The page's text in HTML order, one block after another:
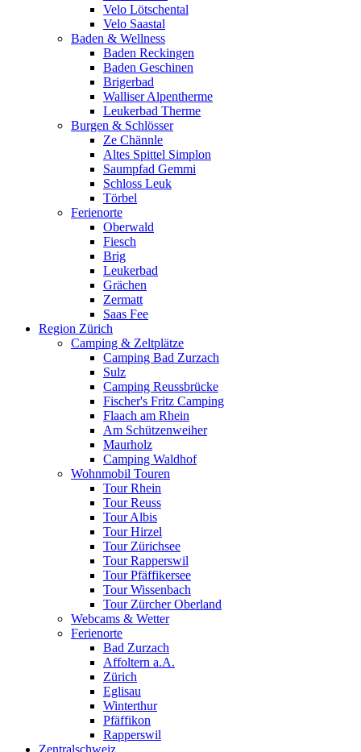
Velo Lötschental
Velo Saastal
Baden & Wellness
Baden Reckingen
Baden Geschinen
Brigerbad
Walliser Alpentherme
Leukerbad Therme
Burgen & Schlösser
Ze Chännle
Altes Spittel Simplon
Saumpfad Gemmi
Schloss Leuk
Törbel
Ferienorte
Oberwald
Fiesch
Brig
Leukerbad
Grächen
Zermatt
Saas Fee
Region Zürich
Camping & Zeltplätze
Camping Bad Zurzach
Sulz
Camping Reussbrücke
Fischer's Fritz Camping
Flaach am Rhein
Am Schützenweiher
Maurholz
Camping Waldhof
Wohnmobil Touren
Tour Rhein
Tour Reuss
Tour Albis
Tour Hirzel
Tour Zürichsee
Tour Rapperswil
Tour Pfäffikersee
Tour Wissenbach
Tour Zürcher Oberland
Webcams & Wetter
Ferienorte
Bad Zurzach
Affoltern a.A.
Zürich
Eglisau
Winterthur
Pfäffikon
Rapperswil
Zentralschweiz